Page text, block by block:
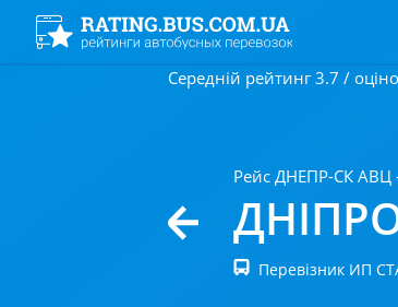
Середній рейтинг 3.7 /
Рейс ДНЕПР-СК
Перевізник ИП